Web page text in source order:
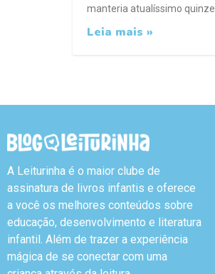
manteria atualíssimo quinze
Leia mais »
A Leiturinha é o maior clube de
assinatura de livros infantis e oferece
a você os melhores conteúdos sobre
educação, desenvolvimento e literatura
infantil. Além de trazer a experiência
mágica de se conectar com uma